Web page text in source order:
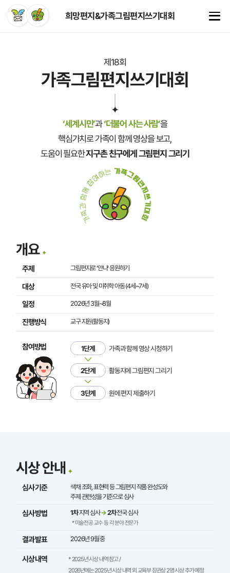
희망편지&가족그림편지쓰기대회
제18회
가족그림편지쓰기대회
‘세계시민’과‘더불어 사는 사람’을
핵심가치로 가족이 함께 영상을 보고,
도움이 필요한지구촌 친구에게 그림편지 그리기
개요
주제 그림편지로 ‘안나‘ 응원하기
대상 전국 유아 및 미취학 아동 (4세~7세)
일정 2026년 3월~8월
진행방식 교구 지원(활동지)
참여방법 1단계 가족과 함께 영상 시청하기
2단계 활동지에 그림편지 그리기
3단계 원에 편지 제출하기
시상 안내
심사 기준
색채 조화, 표현력 등 그림편지 작품 완성도와
주제 관련성을 기준으로 심사
심사 방법 1차지역 심사→2차전국 심사
* 미술전공 교수 등 각 분야 전문가
결과 발표 2026년 9월 중
시상 내역